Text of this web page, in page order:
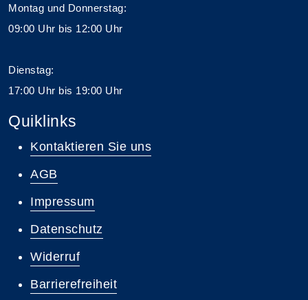
Montag und Donnerstag:
09:00 Uhr bis 12:00 Uhr
Dienstag:
17:00 Uhr bis 19:00 Uhr
Quiklinks
Kontaktieren Sie uns
AGB
Impressum
Datenschutz
Widerruf
Barrierefreiheit